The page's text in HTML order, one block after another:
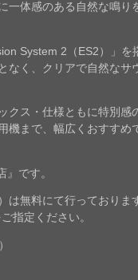
一体感のある自然な鳴り
System 2（ES2）」を
なく、クリアで自然なサ
クス・仕様ともに特別感
機まで、幅広くおすすめ
です。
は無料にて行っておりま
指定ください。